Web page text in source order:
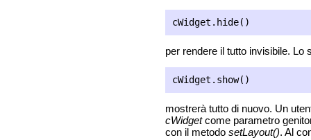
per rendere il tutto invisibile. Lo
mostrerà tutto di nuovo. Un
cWidgetcome parametro
con il metodo setLayout(). Al